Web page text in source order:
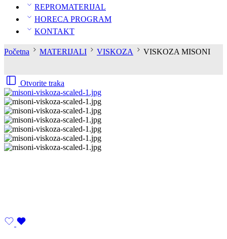
REPROMATERIJAL
HORECA PROGRAM
KONTAKT
Početna MATERIJALI VISKOZA VISKOZA MISONI
Otvorite traka